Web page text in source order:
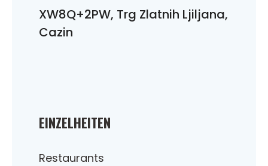
EINZELHEITEN
Restaurants
XW8Q+2PW, Trg Zlatnih Ljiljana,
Cazin